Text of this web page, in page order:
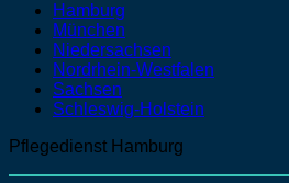
Hamburg
München
Niedersachsen
Nordrhein-Westfalen
Sachsen
Schleswig-Holstein
Pflegedienst Hamburg